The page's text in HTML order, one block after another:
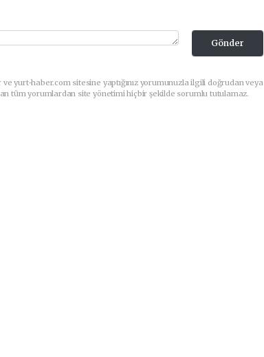
Gönder
yurt-haber.com sitesine yaptığınız yorumunuzla ilgili doğrudan veya
tüm yorumlardan site yönetimi hiçbir şekilde sorumlu tutulamaz.